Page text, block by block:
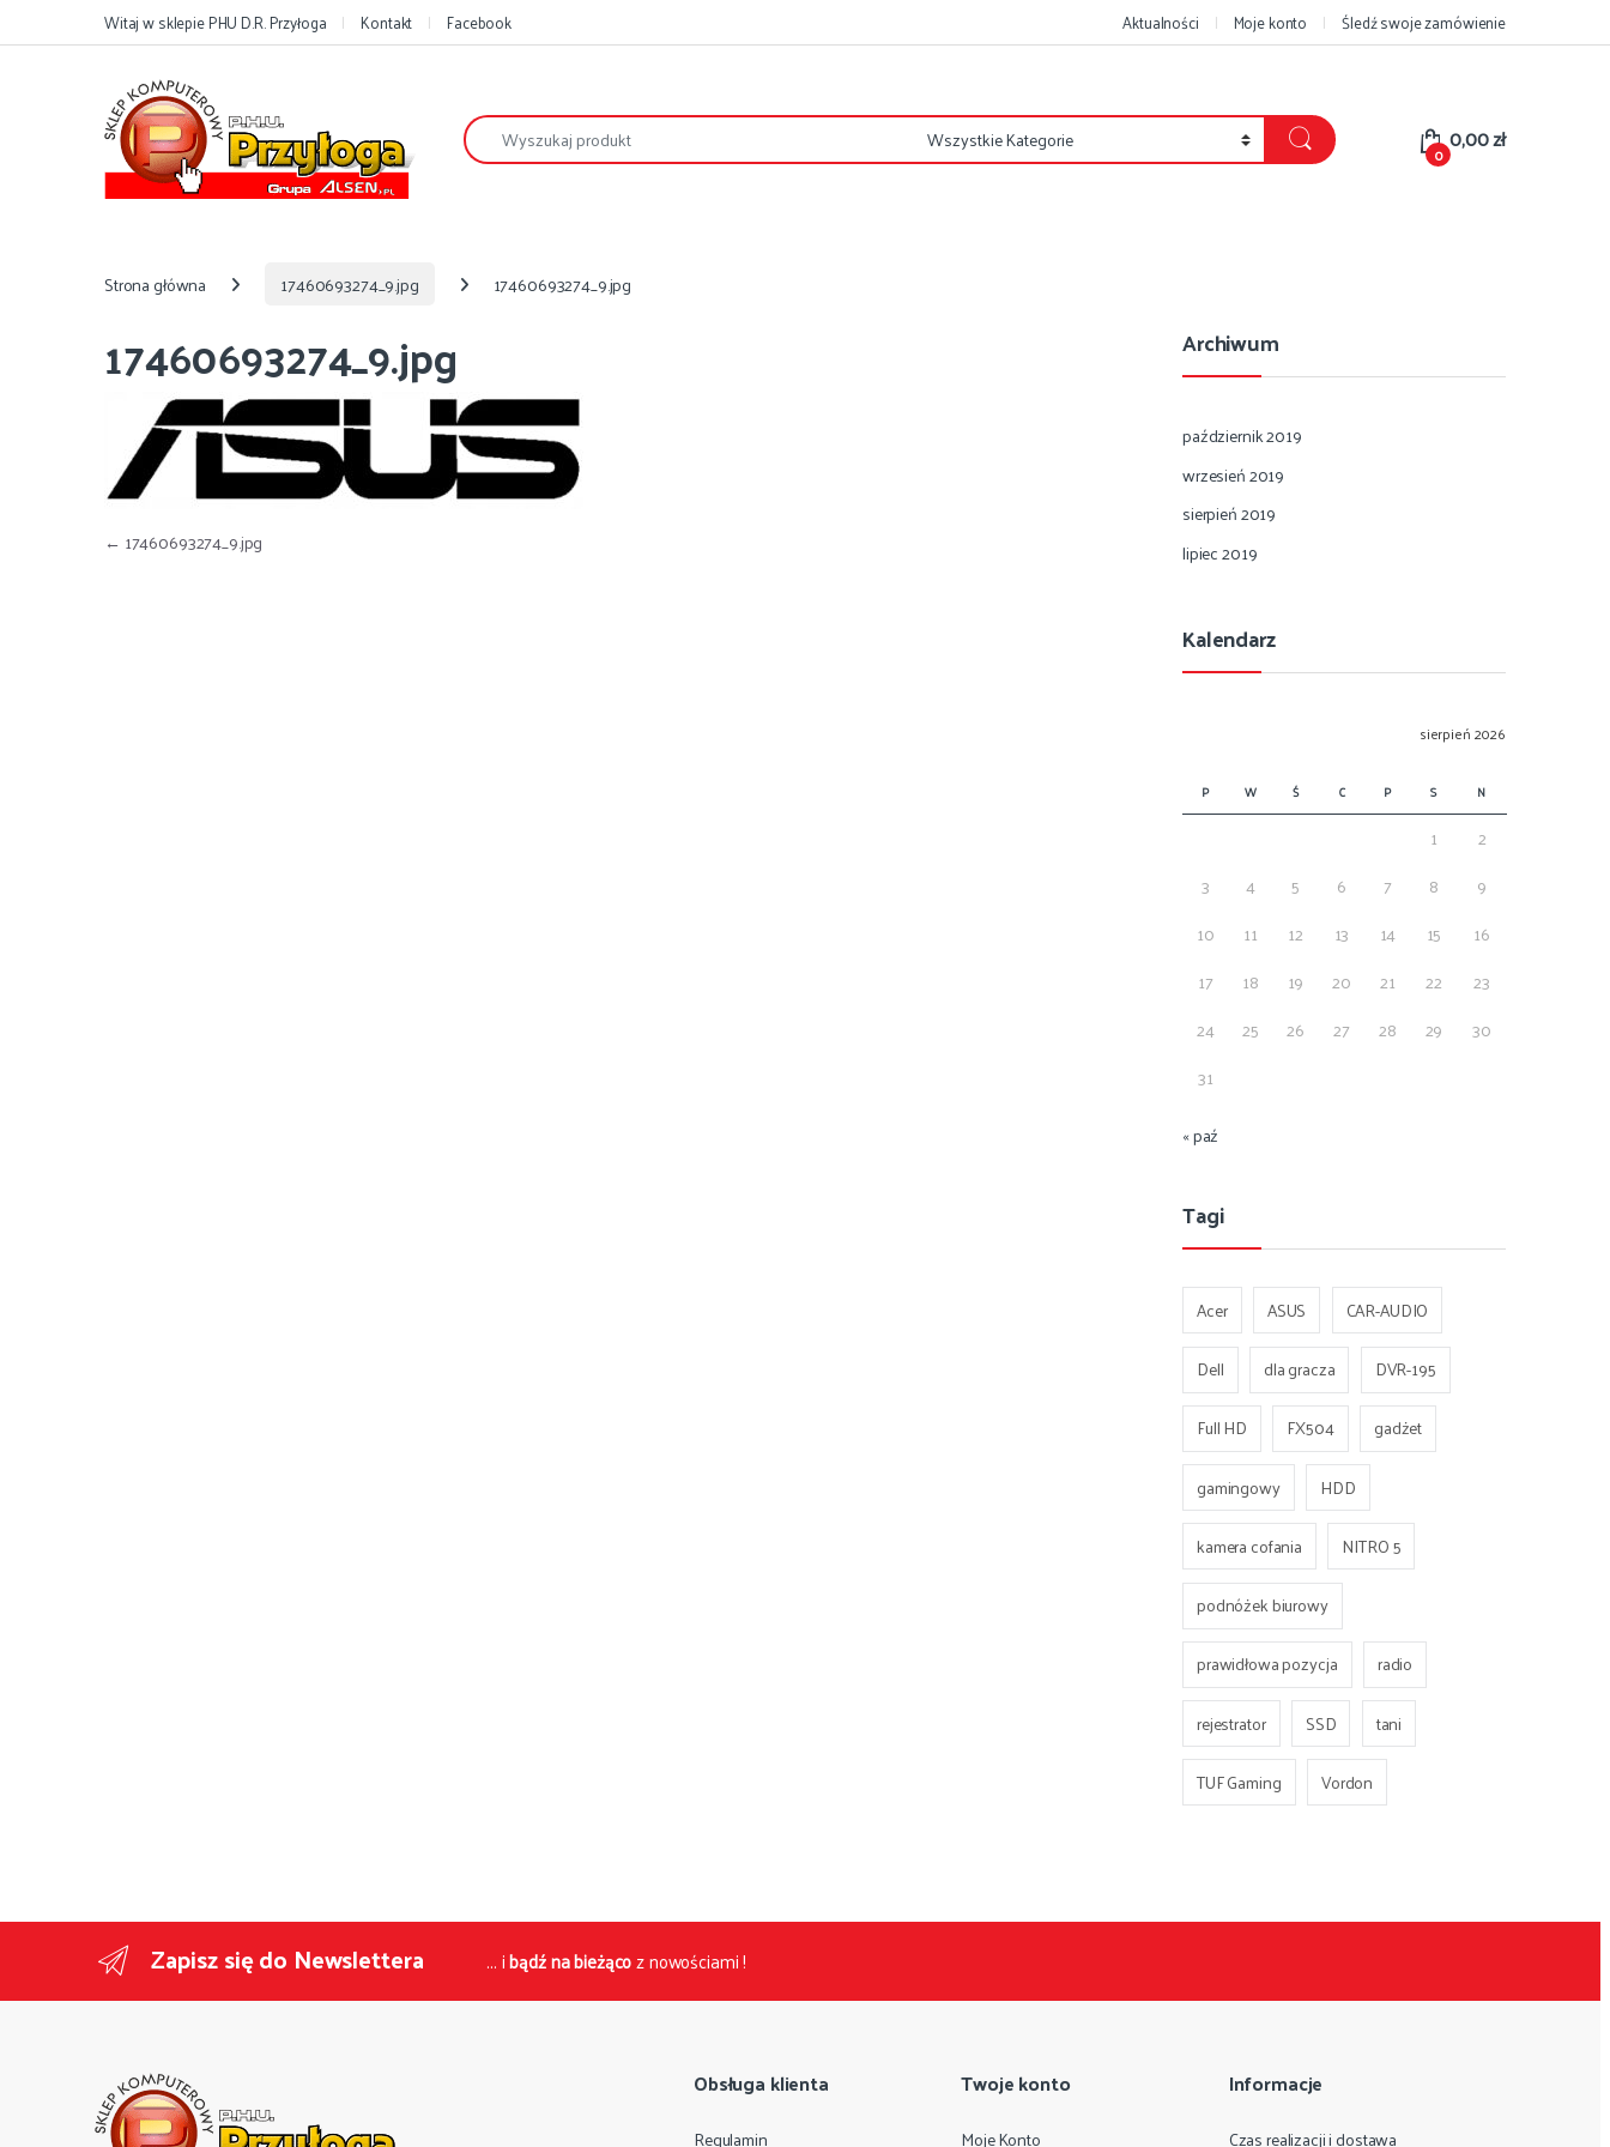
Przejdź do nawigacji
Przejdź do treściWitaj w sklepie PHU D.R. Przyłoga Kontakt Facebook Aktualności Moje konto Śledź swoje zamówienie
Szukaj:
0 0,00zł
Strona główna 17460693274_9.jpg 17460693274_9.jpg
17460693274_9.jpg
Nawigacja wpisu
← 17460693274_9.jpg
Archiwum
październik 2019
wrzesień 2019
sierpień 2019
lipiec 2019
Kalendarz
sierpień 2026
P W Ś C P S N
1
2
3
4 5 6 7 8
9
10
11 12 13 14 15
16
17
18 19 20 21 22
23
24
25 26 27 28 29
30
31
« paź
Tagi
Acer ASUS
CAR-AUDIO
Dell
dla gracza
DVR-195
Full HD
FX504
gadżet
gamingowy
HDD
kamera cofania
NITRO 5
podnóżek biurowy
prawidłowa pozycja
radio
rejestrator
SSD
tani
TUF Gaming
Vordon
Zapisz się do Newslettera ... ibądź na bieżącoz nowościami !
Obsługa klienta
Regulamin
Twoje konto
Moje Konto
Informacje
Czas realizacji i dostawa